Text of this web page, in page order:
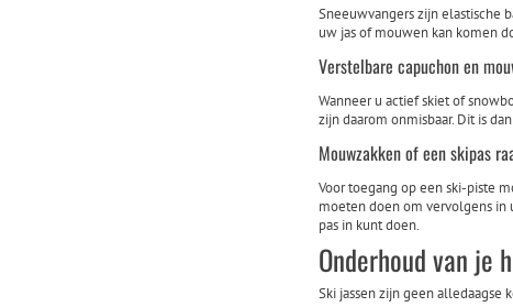
Sneeuwvangers zijn elastische
uw jas of mouwen kan komen
Verstelbare capuchon en
Wanneer u actief skiet of
zijn daarom onmisbaar. Dit is
Mouwzakken of een skipas
Voor toegang op een ski-piste
moeten doen om vervolgens in
pas in kunt doen.
Onderhoud van je
Ski jassen zijn geen alledaagse